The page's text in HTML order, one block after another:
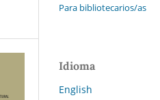
Para bibliotecarios/as
Idioma
English